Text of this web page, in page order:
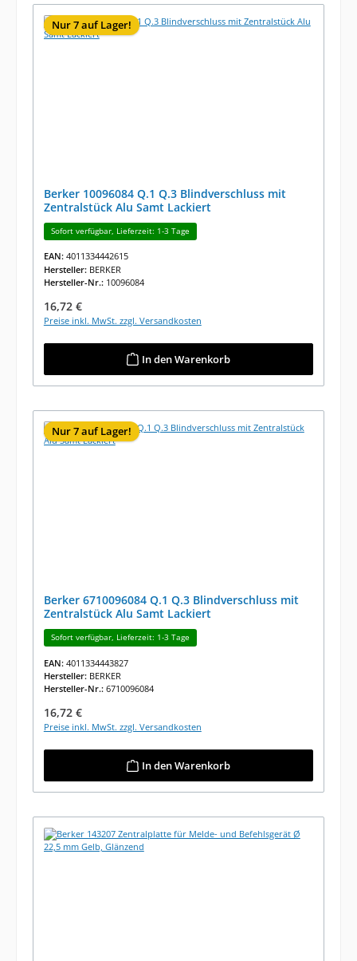
Nur 7 auf Lager!
Berker 10096084 Q.1 Q.3 Blindverschluss mit
Zentralstück Alu Samt Lackiert
Sofort verfügbar, Lieferzeit: 1-3 Tage
EAN: 4011334442615
Hersteller: BERKER
Hersteller-Nr.: 10096084
Regulärer Preis:
16,72 €
Preise inkl. MwSt. zzgl. Versandkosten
In den Warenkorb
Nur 7 auf Lager!
Berker 6710096084 Q.1 Q.3 Blindverschluss mit
Zentralstück Alu Samt Lackiert
Sofort verfügbar, Lieferzeit: 1-3 Tage
EAN: 4011334443827
Hersteller: BERKER
Hersteller-Nr.: 6710096084
Regulärer Preis:
16,72 €
Preise inkl. MwSt. zzgl. Versandkosten
In den Warenkorb